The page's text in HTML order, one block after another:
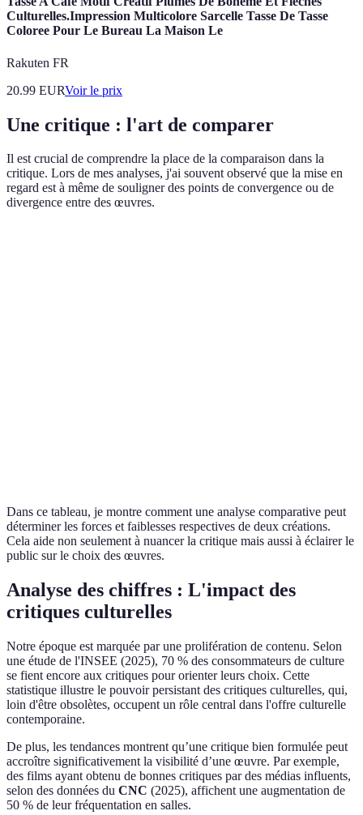
Culturelles.Impression Multicolore Sarcelle Tasse De Tasse
Coloree Pour Le Bureau La Maison Le
Rakuten FR
20.99 EURVoir le prix
Une critique : l'art de comparer
Il est crucial de comprendre la place de la comparaison dans la
critique. Lors de mes analyses, j'ai souvent observé que la mise en
regard est à même de souligner des points de convergence ou de
divergence entre des œuvres.
Dans ce tableau, je montre comment une analyse comparative peut
déterminer les forces et faiblesses respectives de deux créations.
Cela aide non seulement à nuancer la critique mais aussi à éclairer le
public sur le choix des œuvres.
Analyse des chiffres : L'impact des
critiques culturelles
Notre époque est marquée par une prolifération de contenu. Selon
une étude de l'INSEE (2025), 70 % des consommateurs de culture
se fient encore aux critiques pour orienter leurs choix. Cette
statistique illustre le pouvoir persistant des critiques culturelles, qui,
loin d'être obsolètes, occupent un rôle central dans l'offre culturelle
contemporaine.
De plus, les tendances montrent qu’une critique bien formulée peut
accroître significativement la visibilité d’une œuvre. Par exemple,
des films ayant obtenu de bonnes critiques par des médias influents,
selon des données du CNC (2025), affichent une augmentation de
50 % de leur fréquentation en salles.